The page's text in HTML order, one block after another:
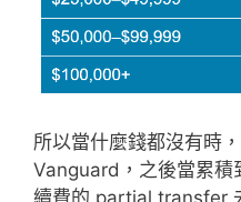
所以當什麼錢都沒有時
Vanguard，之後當累積